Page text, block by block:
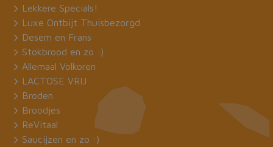
Lekkere Specials!
Luxe Ontbijt Thuisbezorgd
Desem en Frans
Stokbrood en zo :)
Allemaal Volkoren
LACTOSE VRIJ
Broden
Broodjes
ReVitaal
Saucijzen en zo :)
Naam
Google LLC
.bakkermeijer.nl
1 jaar 1
maand
Aanbieder /
Vervaldatum
YSC